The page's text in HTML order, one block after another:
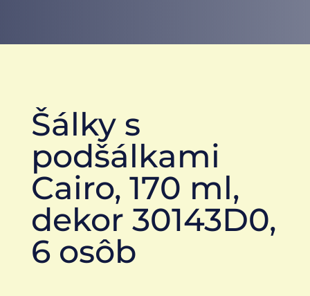
Šálky s
podšálkami
Cairo, 170 ml,
dekor 30143D0,
6 osôb